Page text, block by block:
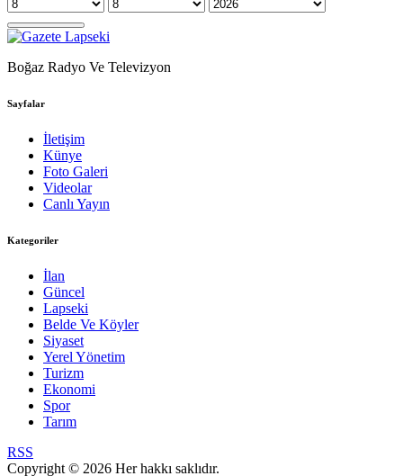
Boğaz Radyo Ve Televizyon
Sayfalar
İletişim
Künye
Foto Galeri
Videolar
Canlı Yayın
Kategoriler
İlan
Güncel
Lapseki
Belde Ve Köyler
Siyaset
Yerel Yönetim
Turizm
Ekonomi
Spor
Tarım
RSS
Copyright © 2026 Her hakkı saklıdır.